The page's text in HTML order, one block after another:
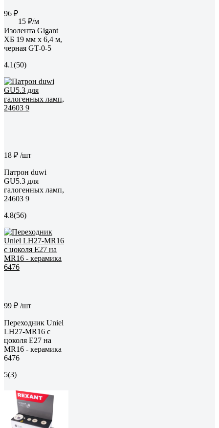
96 ₽
15 ₽/м
Изолента Gigant
ХБ 19 мм х 6,4 м,
черная GT-0-5
4.1(50)
18 ₽ /шт
Патрон duwi
GU5.3 для
галогенных ламп,
24603 9
4.8(56)
99 ₽ /шт
Переходник Uniel
LH27-MR16 с
цоколя Е27 на
MR16 - керамика
6476
5(3)